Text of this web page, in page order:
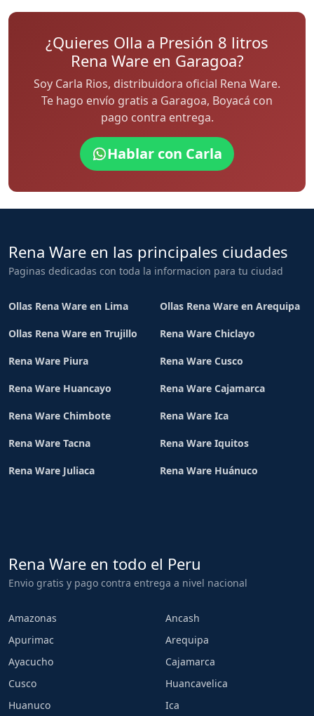
¿Quieres Olla a Presión 8 litros
Rena Ware en Garagoa?
Soy Carla Rios, distribuidora oficial Rena Ware.
Te hago envío gratis a Garagoa, Boyacá con
pago contra entrega.
Hablar con Carla
Rena Ware en las principales ciudades
Paginas dedicadas con toda la informacion para tu ciudad
Ollas Rena Ware en Lima Ollas Rena Ware en Arequipa
Ollas Rena Ware en Trujillo Rena Ware Chiclayo
Rena Ware Piura Rena Ware Cusco
Rena Ware Huancayo Rena Ware Cajamarca
Rena Ware Chimbote Rena Ware Ica
Rena Ware Tacna Rena Ware Iquitos
Rena Ware Juliaca Rena Ware Huánuco
Rena Ware en todo el Peru
Envio gratis y pago contra entrega a nivel nacional
Amazonas
Ancash
Apurimac
Arequipa
Ayacucho
Cajamarca
Cusco
Huancavelica
Huanuco
Ica